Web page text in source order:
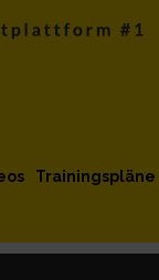
Trainingspläne